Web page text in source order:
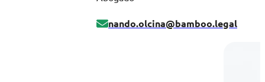
nando.olcina@bamboo.legal